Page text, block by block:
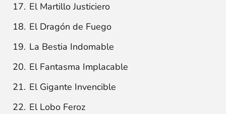
El Martillo Justiciero
El Dragón de Fuego
La Bestia Indomable
El Fantasma Implacable
El Gigante Invencible
El Lobo Feroz